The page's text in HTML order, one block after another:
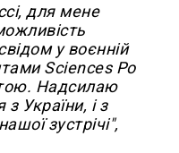
для мене
у воєнній
Sciences Po
Надсилаю
України, і з
зустрічі",